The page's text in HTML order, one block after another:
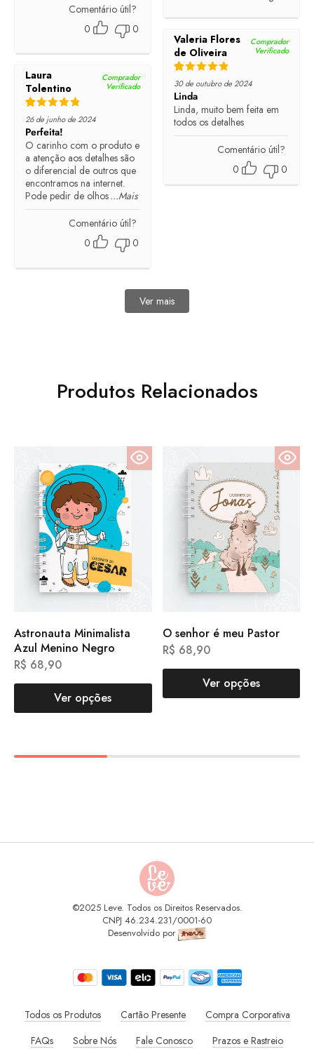
Comentário útil?
0
0
Valeria Flores
de Oliveira
Comprador
Verificado
Rated 5 out of 5
30 de outubro de 2024
Linda
Linda, muito bem feita em
todos os detalhes
Comentário útil?
0
0
Laura
Tolentino
Comprador
Verificado
Rated 5 out of 5
26 de junho de 2024
Perfeita!
O carinho com o produto e
a atenção aos detalhes são
o diferencial de outros que
encontramos na internet.
Pode pedir de olhos...Mais
Comentário útil?
0
0
Ver mais
Produtos Relacionados
Astronauta Minimalista
Azul Menino Negro
R$ 68,90
Ver opções
O senhor é meu Pastor
R$ 68,90
Ver opções
©2025 Leve. Todos os Direitos Reservados.
CNPJ 46.234.231/0001-60
Desenvolvido por
Todos os Produtos Cartão Presente
Compra Corporativa
FAQs
Sobre Nós Fale Conosco Prazos e Rastreio